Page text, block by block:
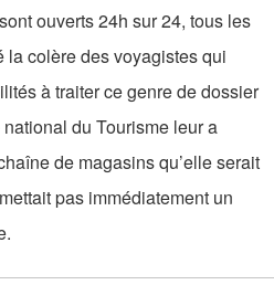
ouverts 24h sur 24, tous les
la colère des voyagistes qui
à traiter ce genre de dossier
du Tourisme leur a
de magasins qu’elle serait
pas immédiatement un